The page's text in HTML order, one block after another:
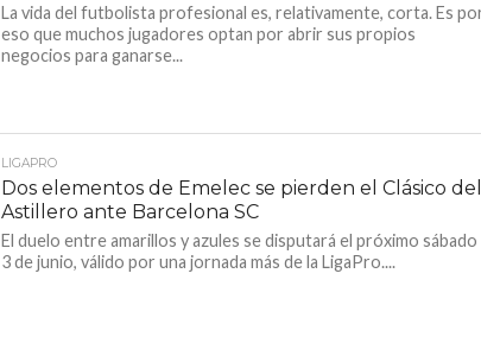
La vida del futbolista profesional es, relativamente, corta. Es
eso que muchos jugadores optan por abrir sus propios
negocios para ganarse...
LIGAPRO
Dos elementos de Emelec se pierden el Clásico del
Astillero ante Barcelona SC
El duelo entre amarillos y azules se disputará el próximo sábado
3 de junio, válido por una jornada más de la LigaPro....